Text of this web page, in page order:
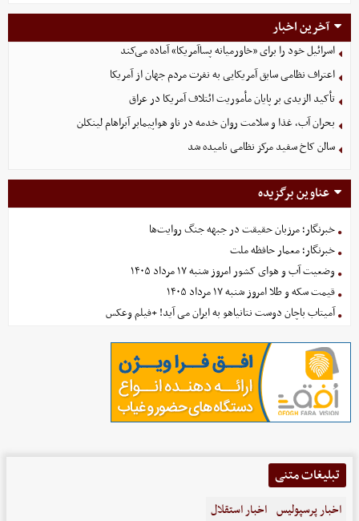
آخرین اخبار
اسرائیل خود را برای «خاورمیانه پساآمریکا» آماده می‌کند
اعتراف نظامی سابق آمریکایی به نفرت مردم جهان از آمریکا
تأکید الزیدی بر پایان مأموریت ائتلاف آمریکا در عراق
بحران آب، غذا و سلامت روان خدمه در ناو هواپیمابر آبراهام لینکلن
سالن کاخ سفید مرکز نظامی نامیده شد
عناوین برگزیده
خبرنگار؛ مرزبان حقیقت در جبهه جنگ روایت‌ها
خبرنگار؛ معمار حافظه ملت
وضعیت آب و هوای کشور امروز شنبه ۱۷ مرداد ۱۴۰۵
قیمت سکه و طلا امروز شنبه ۱۷ مرداد ۱۴۰۵
آمیتاب باچان دوست نتانیاهو به ایران می آید! +فیلم وعکس
تبلیغات متنی
اخبار پرسپولیس اخبار استقلال